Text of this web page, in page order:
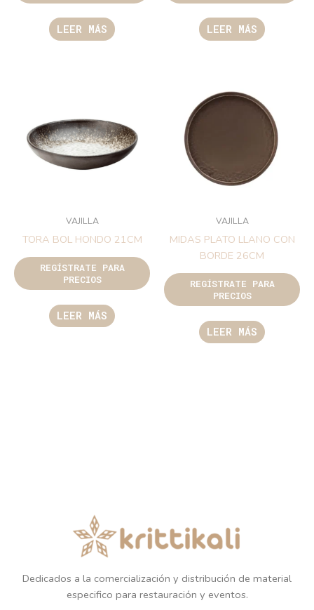
LEER MÁS LEER MÁS
VAJILLA
TORA BOL HONDO 21CM
REGÍSTRATE PARA
PRECIOS
LEER MÁS
VAJILLA
MIDAS PLATO LLANO CON
BORDE 26CM
REGÍSTRATE PARA
PRECIOS
LEER MÁS
Dedicados a la comercialización y distribución de material
especifico para restauración y eventos.